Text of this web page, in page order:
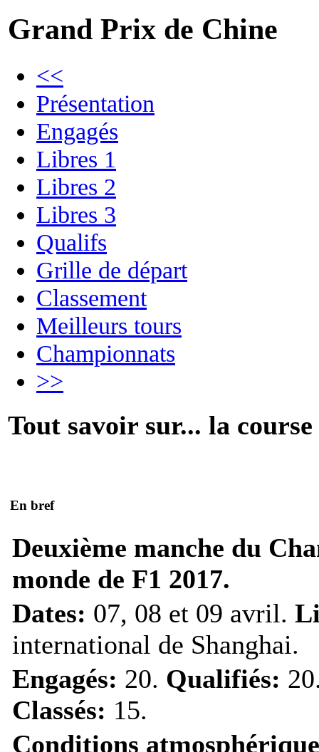
Grand Prix de Chine
<<
Présentation
Engagés
Libres 1
Libres 2
Libres 3
Qualifs
Grille de départ
Classement
Meilleurs tours
Championnats
>>
Tout savoir sur... la course
En bref
Deuxième manche du
monde de F1 2017.
Dates: 07, 08 et 09 avril.
international de Shanghai.
Engagés: 20. Qualifiés:
Classés: 15.
Conditions